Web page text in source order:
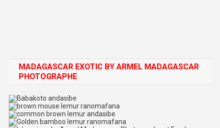
MADAGASCAR EXOTIC BY ARMEL MADAGASCAR
PHOTOGRAPHE